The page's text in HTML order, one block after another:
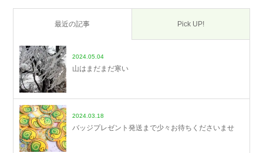
最近の記事 Pick UP!
2024.05.04
山はまだまだ寒い
2024.03.18
バッジプレゼント発送まで少々お待ちくださいませ